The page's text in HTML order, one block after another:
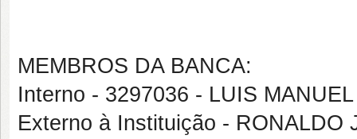
MEMBROS DA BANCA:
Interno - 3297036 - LUIS
Externo à Instituição - RONALDO